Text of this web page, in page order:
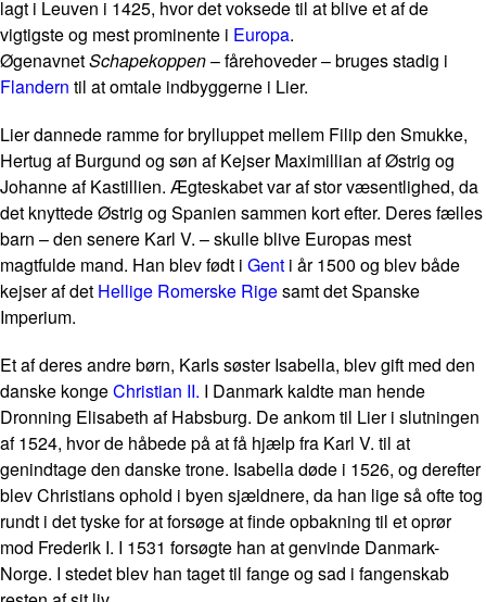
lagt i Leuven i 1425, hvor det voksede til at blive et af de
vigtigste og mest prominente i Europa.
ØgenavnetSchapekoppen– fårehoveder – bruges stadig i
Flandern til at omtale indbyggerne i Lier.
Lier dannede ramme for brylluppet mellem Filip den Smukke,
Hertug af Burgund og søn af Kejser Maximillian af Østrig og
Johanne af Kastillien. Ægteskabet var af stor væsentlighed, da
det knyttede Østrig og Spanien sammen kort efter. Deres fælles
barn – den senere Karl V. – skulle blive Europas mest
magtfulde mand. Han blev født i Gent i år 1500 og blev både
kejser af det Hellige Romerske Rigesamt det Spanske
Imperium.
Et af deres andre børn, Karls søster Isabella, blev gift med den
danske kongeChristian II. I Danmark kaldte man hende
Dronning Elisabeth af Habsburg. De ankom til Lier i slutningen
af 1524, hvor de håbede på at få hjælp fra Karl V. til at
genindtage den danske trone. Isabella døde i 1526, og derefter
blev Christians ophold i byen sjældnere, da han lige så ofte tog
rundt i det tyske for at forsøge at finde opbakning til et oprør
mod Frederik I. I 1531 forsøgte han at genvinde Danmark-
Norge. I stedet blev han taget til fange og sad i fangenskab